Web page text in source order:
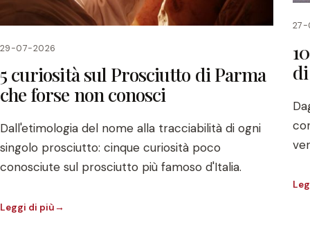
29-07-2026
5 curiosità sul Prosciutto di Parma
che forse non conosci
Dall'etimologia del nome alla tracciabilità di ogni
singolo prosciutto: cinque curiosità poco
conosciute sul prosciutto più famoso d'Italia.
Leggi di più→